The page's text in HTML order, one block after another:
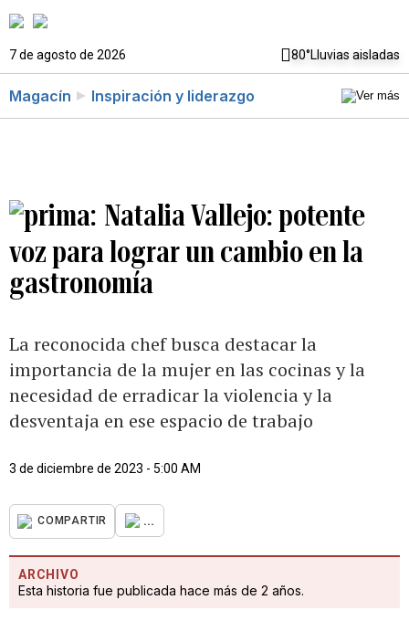
7 de agosto de 2026 80°Lluvias aisladas
Magacín Inspiración y liderazgo
Natalia Vallejo: potente
voz para lograr un cambio en la
gastronomía
La reconocida chef busca destacar la
importancia de la mujer en las cocinas y la
necesidad de erradicar la violencia y la
desventaja en ese espacio de trabajo
3 de diciembre de 2023 - 5:00 AM
COMPARTIR ...
ARCHIVO
Esta historia fue publicada hace más de 2 años.